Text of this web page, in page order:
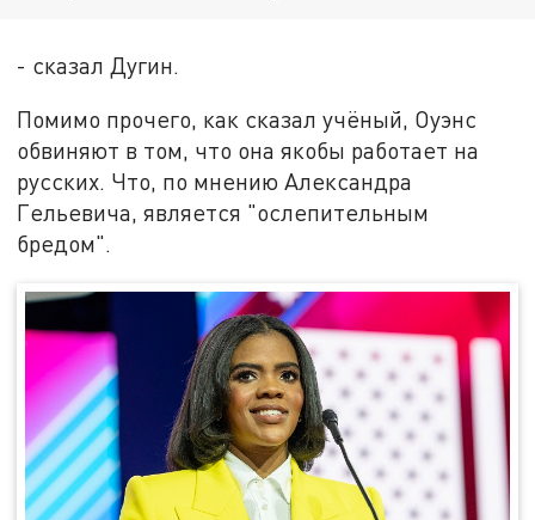
- сказал Дугин.
Помимо прочего, как сказал учёный, Оуэнс
обвиняют в том, что она якобы работает на
русских. Что, по мнению Александра
Гельевича, является "ослепительным
бредом".